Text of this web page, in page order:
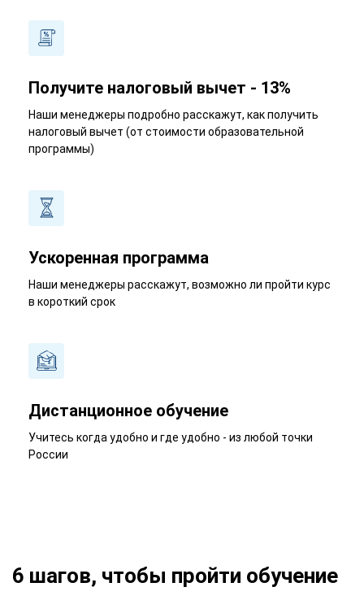
Получите налоговый вычет - 13%
Наши менеджеры подробно расскажут, как получить
налоговый вычет (от стоимости образовательной
программы)
Ускоренная программа
Наши менеджеры расскажут, возможно ли пройти курс
в короткий срок
Дистанционное обучение
Учитесь когда удобно и где удобно - из любой точки
России
6 шагов, чтобы пройти обучение